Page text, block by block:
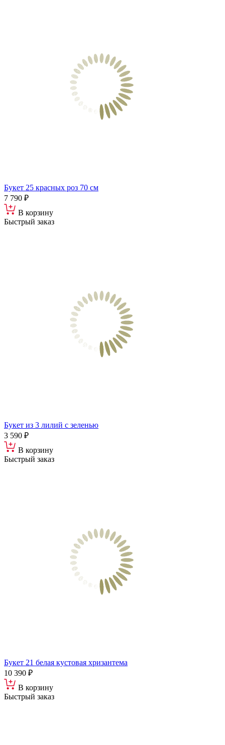
Букет 25 красных роз 70 см
7 790 ₽
В корзину
Быстрый заказ
Букет из 3 лилий с зеленью
3 590 ₽
В корзину
Быстрый заказ
Букет 21 белая кустовая хризантема
10 390 ₽
В корзину
Быстрый заказ